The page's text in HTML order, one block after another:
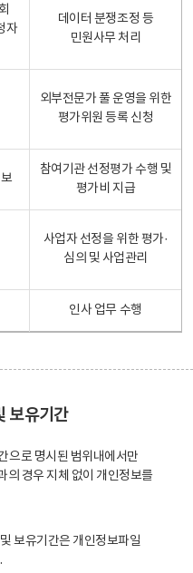
자
데이터 분쟁조정 등
민원사무 처리
외부전문가 풀 운영을 위한
평가위원 등록 신청
참여기관 선정평가 수행 및
평가비 지급
사업자 선정을 위한 평가·
심의 및 사업관리
인사 업무 수행
보유기간
으로 명시된 범위내에서만
의 경우 지체 없이 개인정보를
보유기간은 개인정보파일